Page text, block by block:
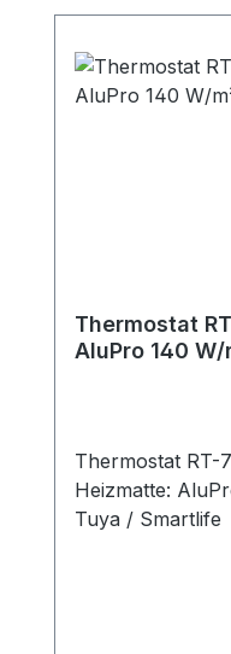
Thermostat
AluPro 140
Thermostat RT-
Heizmatte:
Tuya / Smartlife